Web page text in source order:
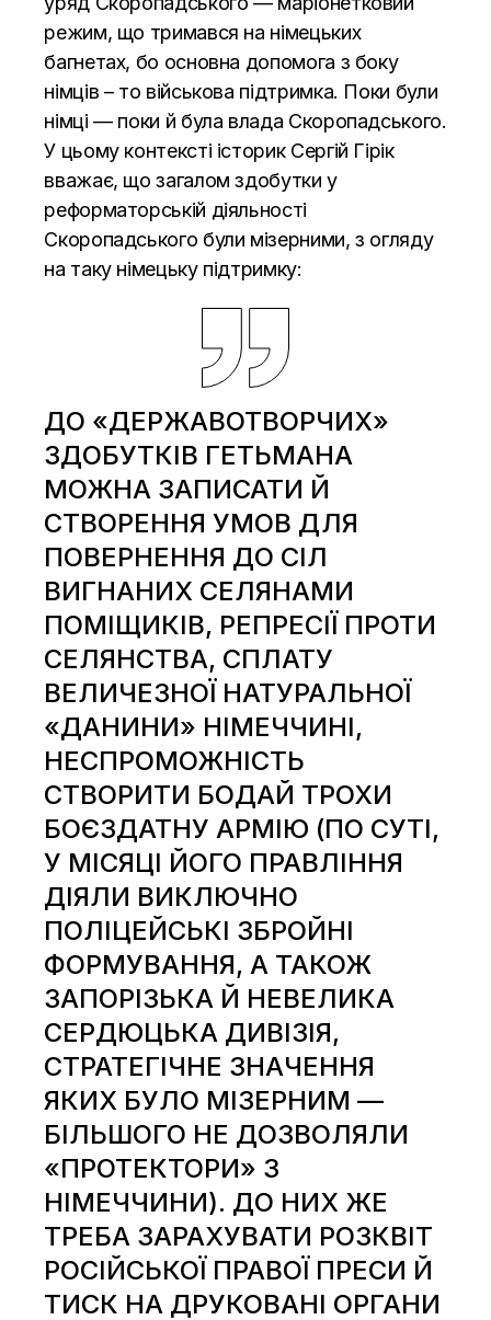
режим, що тримався на німецьких
багнетах, бо основна допомога з боку
німців – то військова підтримка. Поки були
німці — поки й була влада Скоропадського.
У цьому контексті історик Сергій Гірік
вважає, що загалом здобутки у
реформаторській діяльності
Скоропадського були мізерними, з огляду
на таку німецьку підтримку:
ДО «ДЕРЖАВОТВОРЧИХ»
ЗДОБУТКІВ ГЕТЬМАНА
МОЖНА ЗАПИСАТИ Й
СТВОРЕННЯ УМОВ ДЛЯ
ПОВЕРНЕННЯ ДО СІЛ
ВИГНАНИХ СЕЛЯНАМИ
ПОМІЩИКІВ, РЕПРЕСІЇ ПРОТИ
СЕЛЯНСТВА, СПЛАТУ
ВЕЛИЧЕЗНОЇ НАТУРАЛЬНОЇ
«ДАНИНИ» НІМЕЧЧИНІ,
НЕСПРОМОЖНІСТЬ
СТВОРИТИ БОДАЙ ТРОХИ
БОЄЗДАТНУ АРМІЮ (ПО СУТІ,
У МІСЯЦІ ЙОГО ПРАВЛІННЯ
ДІЯЛИ ВИКЛЮЧНО
ПОЛІЦЕЙСЬКІ ЗБРОЙНІ
ФОРМУВАННЯ, А ТАКОЖ
ЗАПОРІЗЬКА Й НЕВЕЛИКА
СЕРДЮЦЬКА ДИВІЗІЯ,
СТРАТЕГІЧНЕ ЗНАЧЕННЯ
ЯКИХ БУЛО МІЗЕРНИМ —
БІЛЬШОГО НЕ ДОЗВОЛЯЛИ
«ПРОТЕКТОРИ» З
НІМЕЧЧИНИ). ДО НИХ ЖЕ
ТРЕБА ЗАРАХУВАТИ РОЗКВІТ
РОСІЙСЬКОЇ ПРАВОЇ ПРЕСИ Й
ТИСК НА ДРУКОВАНІ ОРГАНИ